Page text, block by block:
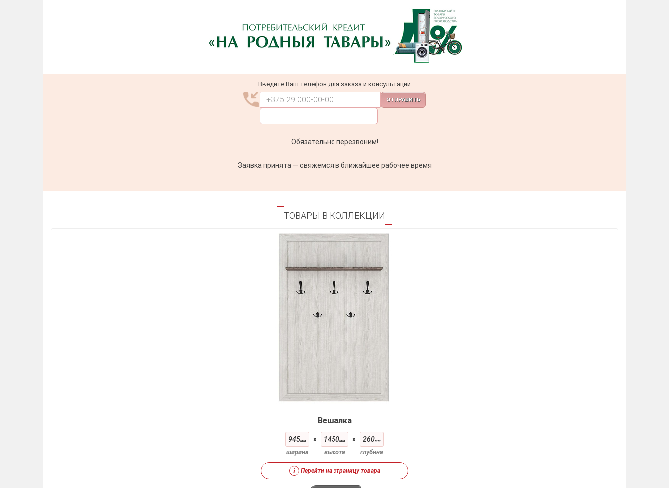
Введите Ваш телефон для заказа и консультаций
ОТПРАВИТЬ
Обязательно перезвоним!
Заявка принята — свяжемся в ближайшее рабочее время
ТОВАРЫ В КОЛЛЕКЦИИ
Вешалка
945мм
ширина
x 1450мм
высота
x 260мм
глубина
i Перейти на страницу товара